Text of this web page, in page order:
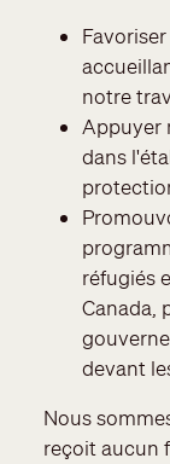
notre
Appuyer
dans
réfugiés
Canada,
devant
Nous
reçoit aucun